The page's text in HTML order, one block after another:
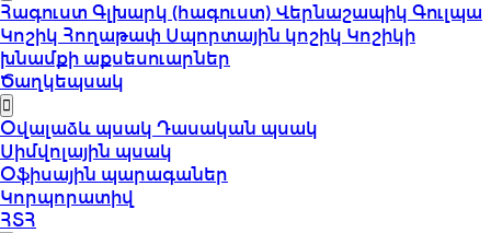
Հագուստ Գլխարկ (հագուստ) Վերնաշապիկ Գուլպա
Կոշիկ Հողաթափ Սպորտային կոշիկ Կոշիկի
խնամքի աքսեսուարներ
Ծաղկեպսակ
Օվալաձև պսակ Դասական պսակ
Սիմվոլային պսակ
Օֆիսային պարագաներ
Կորպորատիվ
ՀՏՀ